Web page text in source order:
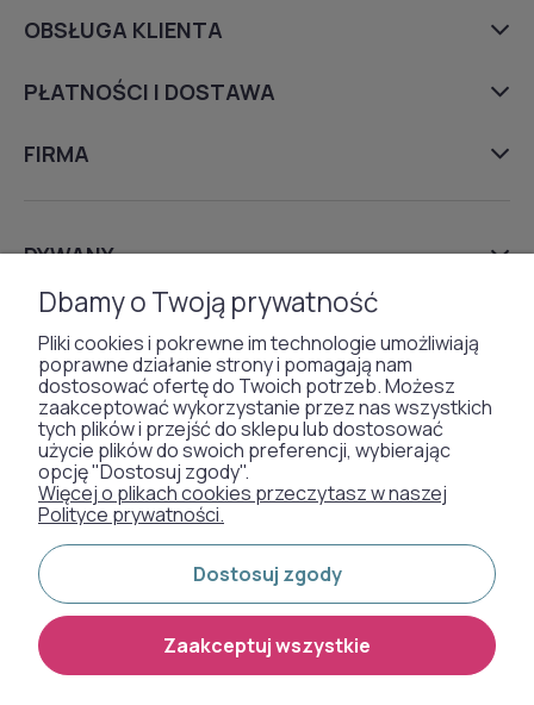
OBSŁUGA KLIENTA
PŁATNOŚCI I DOSTAWA
FIRMA
DYWANY
TAPETY
SZTUCZNA TRAWA
WYKŁADZINY DYWANOWE
Otrzymaliśmy
odznakę od naszych
klientów:
Dbamy o Twoją prywatność
Pliki cookies i pokrewne im technologie umożliwiają
poprawne działanie strony i pomagają nam
dostosować ofertę do Twoich potrzeb. Możesz
zaakceptować wykorzystanie przez nas wszystkich
tych plików i przejść do sklepu lub dostosować
użycie plików do swoich preferencji, wybierając
opcję "Dostosuj zgody".
Więcej o plikach cookies przeczytasz w naszej
Polityce prywatności.
Dostosuj zgody
Zaakceptuj wszystkie